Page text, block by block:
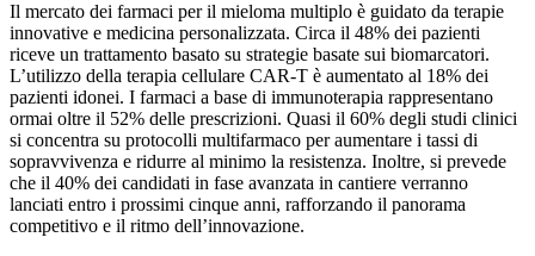
Il mercato dei farmaci per il mieloma multiplo è guidato da terapie
innovative e medicina personalizzata. Circa il 48% dei pazienti
riceve un trattamento basato su strategie basate sui biomarcatori.
L’utilizzo della terapia cellulare CAR-T è aumentato al 18% dei
pazienti idonei. I farmaci a base di immunoterapia rappresentano
ormai oltre il 52% delle prescrizioni. Quasi il 60% degli studi clinici
si concentra su protocolli multifarmaco per aumentare i tassi di
sopravvivenza e ridurre al minimo la resistenza. Inoltre, si prevede
che il 40% dei candidati in fase avanzata in cantiere verranno
lanciati entro i prossimi cinque anni, rafforzando il panorama
competitivo e il ritmo dell’innovazione.